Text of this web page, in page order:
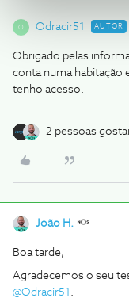
O Odracir51 AUTOR
Obrigado pelas
conta numa habitação
tenho acesso.
2 pessoas
João H.
Boa tarde,
Agradecemos o seu
@Odracir51 .